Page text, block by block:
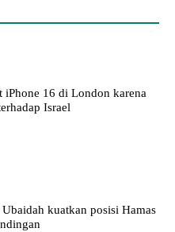
iPhone 16 di London karena
Israel
kuatkan posisi Hamas